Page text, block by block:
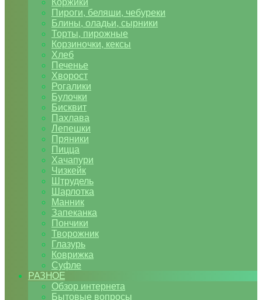
Коржики
Пироги, беляши, чебуреки
Блины, оладьи, сырники
Торты, пирожные
Корзиночки, кексы
Хлеб
Печенье
Хворост
Рогалики
Булочки
Бисквит
Пахлава
Лепешки
Пряники
Пицца
Хачапури
Чизкейк
Штрудель
Шарлотка
Манник
Запеканка
Пончики
Творожник
Глазурь
Коврижка
Суфле
РАЗНОЕ
Обзор интернета
Бытовые вопросы